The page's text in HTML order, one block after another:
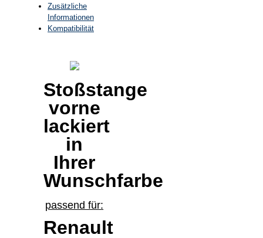
Zusätzliche
Informationen
Kompatibilität
Stoßstange
vorne
lackiert
in
Ihrer
Wunschfarbe
passend für:
Renault